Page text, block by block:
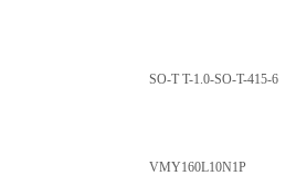
SO-T T-1.0-SO-T-415-6
VMY160L10N1P